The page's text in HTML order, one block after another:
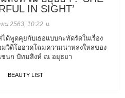
IN SIGHT’
น 2563, 10:22 น.
ด้พูดคุยกับเธอแบบกะทัดรัดในเรื่อง
วิดีโออวดโฉมความน่าหลงใหลของ
ชนก ปัทมสิงห์ ณ อยุธยา
BEAUTY LIST